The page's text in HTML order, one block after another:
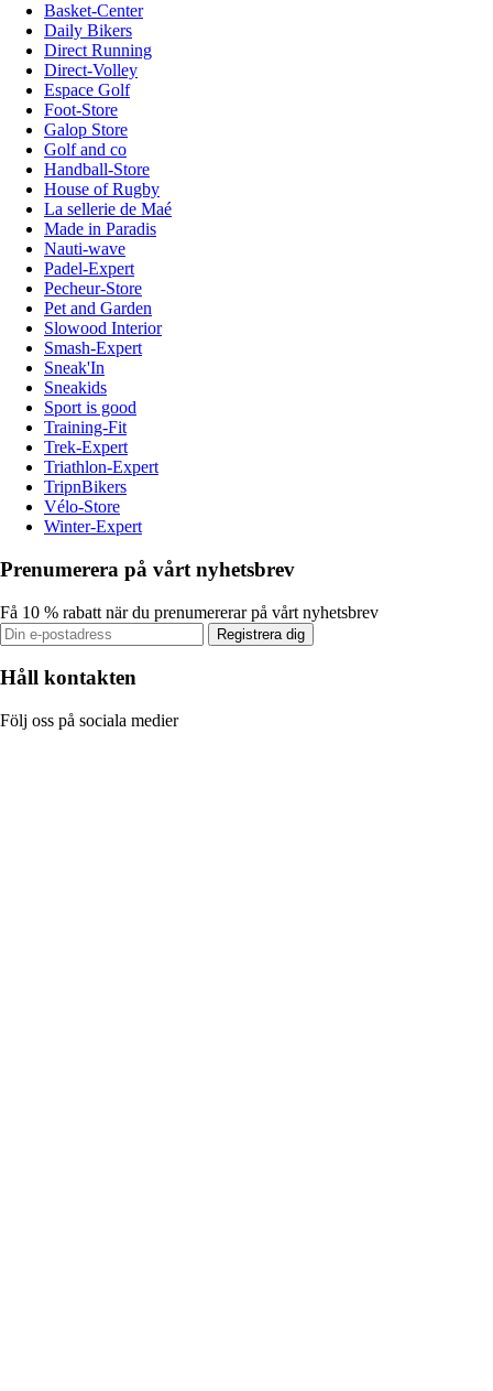
Basket-Center
Daily Bikers
Direct Running
Direct-Volley
Espace Golf
Foot-Store
Galop Store
Golf and co
Handball-Store
House of Rugby
La sellerie de Maé
Made in Paradis
Nauti-wave
Padel-Expert
Pecheur-Store
Pet and Garden
Slowood Interior
Smash-Expert
Sneak'In
Sneakids
Sport is good
Training-Fit
Trek-Expert
Triathlon-Expert
TripnBikers
Vélo-Store
Winter-Expert
Prenumerera på vårt nyhetsbrev
Få 10 % rabatt när du prenumererar på vårt nyhetsbrev
Registrera dig
Håll kontakten
Följ oss på sociala medier